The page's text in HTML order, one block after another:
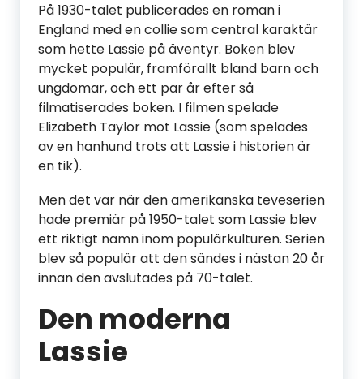
På 1930-talet publicerades en roman i
England med en collie som central karaktär
som hette Lassie på äventyr. Boken blev
mycket populär, framförallt bland barn och
ungdomar, och ett par år efter så
filmatiserades boken. I filmen spelade
Elizabeth Taylor mot Lassie (som spelades
av en hanhund trots att Lassie i historien är
en tik).
Men det var när den amerikanska teveserien
hade premiär på 1950-talet som Lassie blev
ett riktigt namn inom populärkulturen. Serien
blev så populär att den sändes i nästan 20 år
innan den avslutades på 70-talet.
Den moderna
Lassie